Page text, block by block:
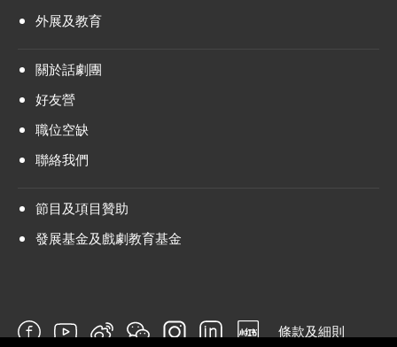
外展及教育
關於話劇團
好友營
職位空缺
聯絡我們
節目及項目贊助
發展基金及戲劇教育基金
條款及細則